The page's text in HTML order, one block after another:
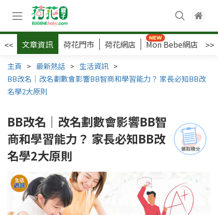
<< 文章資訊 荷花門市 荷花網店 Mon Bebe網店 >>
主頁 > 最新熱話 > 生活資訊 >
BB改名｜改名劃數會影響BB智商和學習能力？ 家長必知BB改
名學2大原則
BB改名｜改名劃數會影響BB智
商和學習能力？ 家長必知BB改
名學2大原則